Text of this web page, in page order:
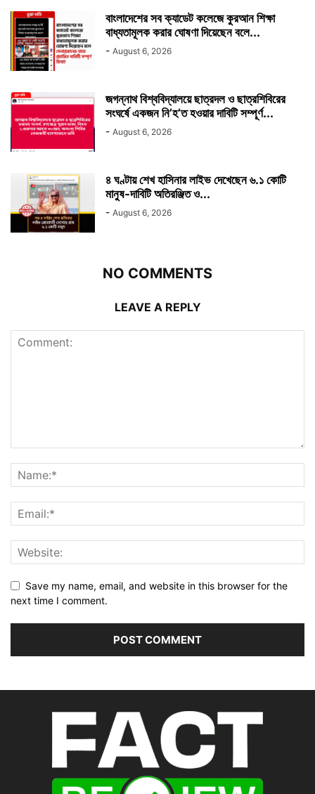
বাংলাদেশের সব ক্যাডেট কলেজে কুরআন শিক্ষা
বাধ্যতামূলক করার ঘোষণা দিয়েছেন বলে...
- August 6, 2026
জগন্নাথ বিশ্ববিদ্যালয়ে ছাত্রদল ও ছাত্রশিবিরের
সংঘর্ষে একজন নি’হ’ত হওয়ার দাবিটি সম্পূর্ণ...
- August 6, 2026
৪ ঘণ্টায় শেখ হাসিনার লাইভ দেখেছেন ৬.১ কোটি
মানুষ-দাবিটি অতিরঞ্জিত ও...
- August 6, 2026
NO COMMENTS
LEAVE A REPLY
Save my name, email, and website in this browser for the
next time I comment.